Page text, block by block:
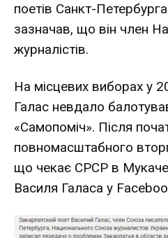
поетів Санкт-
зазначав, що він член
журналістів.
На місцевих виборах у
Галас невдало
«Самопоміч». Після
повномасштабного
що чекає СРСР в
Василя Галаса у